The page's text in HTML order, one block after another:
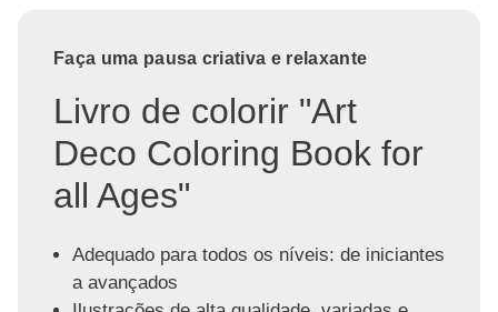
Faça uma pausa criativa e relaxante
Livro de colorir "Art
Deco Coloring Book for
all Ages"
Adequado para todos os níveis: de iniciantes
a avançados